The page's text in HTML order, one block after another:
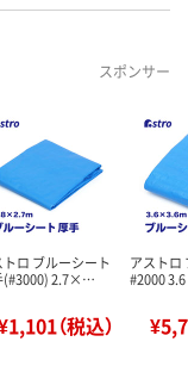
スポンサー
トロ ブルーシート
(#3000) 2.7×…
（税込）
アストロ
#2000